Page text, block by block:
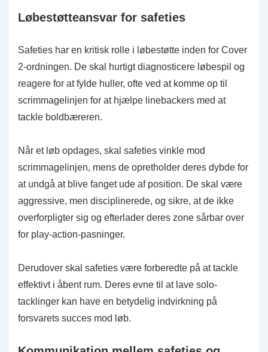
Løbestøtteansvar for safeties
Safeties har en kritisk rolle i løbestøtte inden for Cover
2-ordningen. De skal hurtigt diagnosticere løbespil og
reagere for at fylde huller, ofte ved at komme op til
scrimmagelinjen for at hjælpe linebackers med at
tackle boldbæreren.
Når et løb opdages, skal safeties vinkle mod
scrimmagelinjen, mens de opretholder deres dybde for
at undgå at blive fanget ude af position. De skal være
aggressive, men disciplinerede, og sikre, at de ikke
overforpligter sig og efterlader deres zone sårbar over
for play-action-pasninger.
Derudover skal safeties være forberedte på at tackle
effektivt i åbent rum. Deres evne til at lave solo-
tacklinger kan have en betydelig indvirkning på
forsvarets succes mod løb.